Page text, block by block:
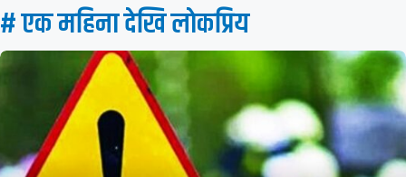
# एक महिना देखि लाेकप्रिय